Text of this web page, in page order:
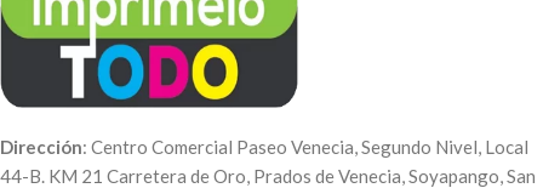
Dirección: Centro Comercial Paseo Venecia, Segundo Nivel, Local
44-B. KM 21 Carretera de Oro, Prados de Venecia, Soyapango, San